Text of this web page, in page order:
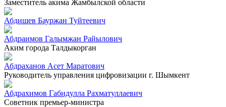
Заместитель акима Жамбылской области
Абдишев Бауржан Туйтеевич
Абдраимов Галымжан Райылович
Аким города Талдыкорган
Абдраханов Асет Маратович
Руководитель управления цифровизации г. Шымкент
Абдрахимов Габидулла Рахматуллаевич
Советник премьер-министра